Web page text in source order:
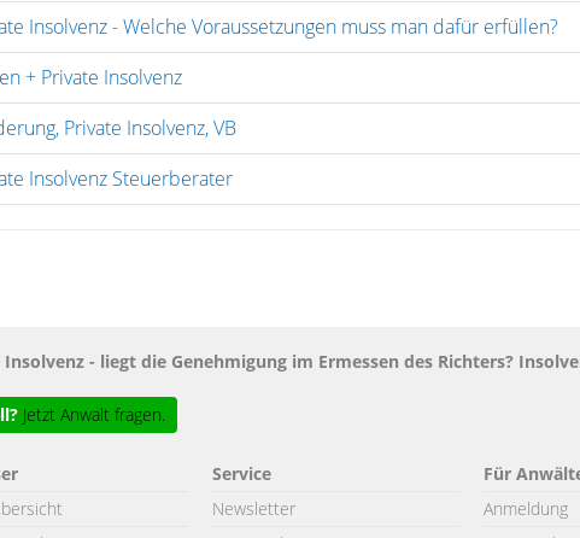
Insolvenz - Welche Voraussetzungen muss man dafür erfüllen?
+ Private Insolvenz
Private Insolvenz, VB
Insolvenz Steuerberater
- liegt die Genehmigung im Ermessen des Richters?
Jetzt Anwalt fragen.
Service
Newsletter
Für
Anmeldung